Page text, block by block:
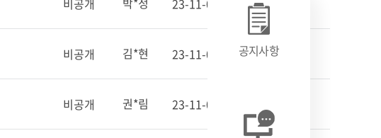
비공개 23-11-07 완료
비공개 김*현 23-11-06 완료
비공개 권*림 23-11-04
공지사항